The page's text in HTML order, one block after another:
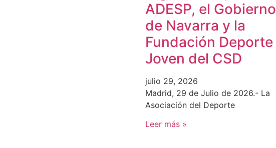
ADESP, el Gobierno
de Navarra y la
Fundación Deporte
Joven del CSD
julio 29, 2026
Madrid, 29 de Julio de 2026.- La
Asociación del Deporte
Leer más »